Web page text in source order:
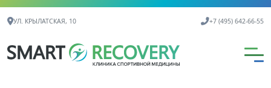
Контактная информация
УЛ. КРЫЛАТСКАЯ, 10 +7 (495) 642-66-55